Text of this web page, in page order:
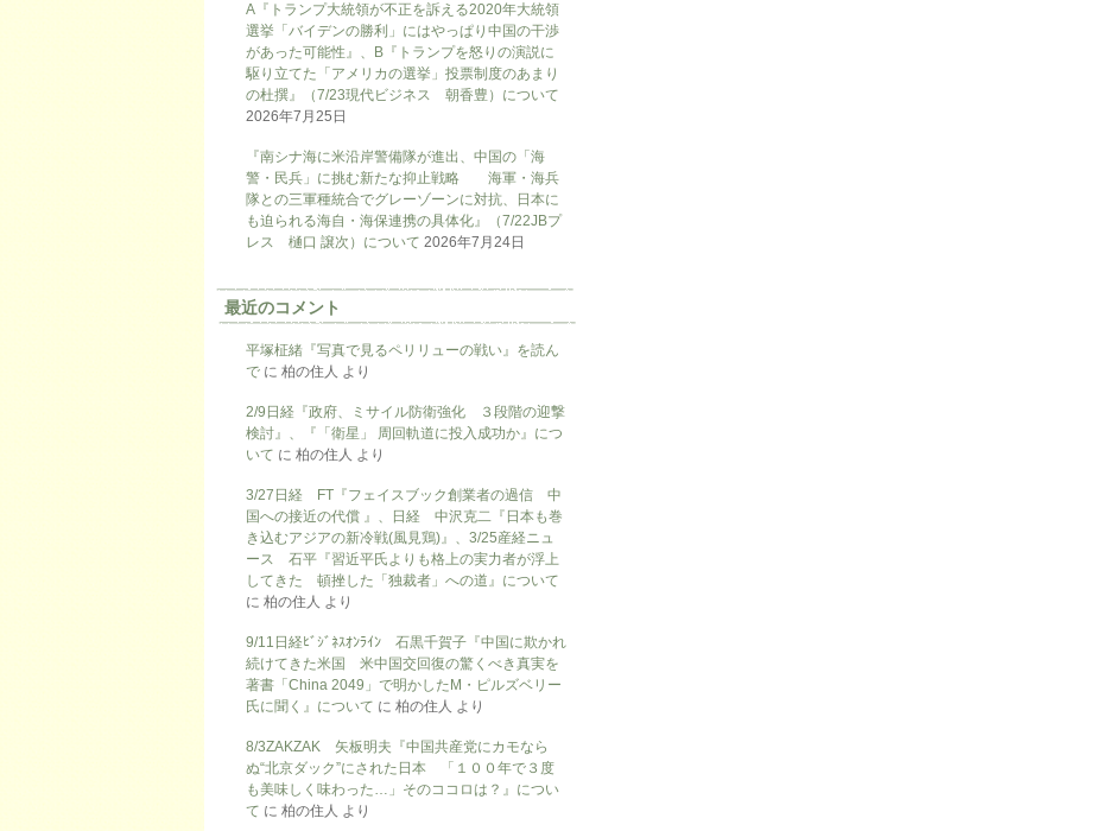
A『トランプ大統領が不正を訴える2020年大統領
選挙「バイデンの勝利」にはやっぱり中国の干渉
があった可能性』、B『トランプを怒りの演説に
駆り立てた「アメリカの選挙」投票制度のあまり
の杜撰』（7/23現代ビジネス 朝香豊）について
2026年7月25日
『南シナ海に米沿岸警備隊が進出、中国の「海
警・民兵」に挑む新たな抑止戦略 海軍・海兵
隊との三軍種統合でグレーゾーンに対抗、日本に
も迫られる海自・海保連携の具体化』（7/22JBプ
レス 樋口 譲次）について 2026年7月24日
最近のコメント
平塚柾緒『写真で見るペリリューの戦い』を読ん
で に 柏の住人 より
2/9日経『政府、ミサイル防衛強化 ３段階の迎撃
検討』、『「衛星」 周回軌道に投入成功か』につ
いて に 柏の住人 より
3/27日経 FT『フェイスブック創業者の過信 中
国への接近の代償 』、日経 中沢克二『日本も巻
き込むアジアの新冷戦(風見鶏)』、3/25産経ニュ
ース 石平『習近平氏よりも格上の実力者が浮上
してきた 頓挫した「独裁者」への道』について
に 柏の住人 より
9/11日経ﾋﾞｼﾞﾈｽｵﾝﾗｲﾝ 石黒千賀子『中国に欺かれ
続けてきた米国 米中国交回復の驚くべき真実を
著書「China 2049」で明かしたM・ピルズベリー
氏に聞く』について に 柏の住人 より
8/3ZAKZAK 矢板明夫『中国共産党にカモなら
ぬ“北京ダック”にされた日本 「１００年で３度
も美味しく味わった…」そのココロは？』につい
て に 柏の住人 より